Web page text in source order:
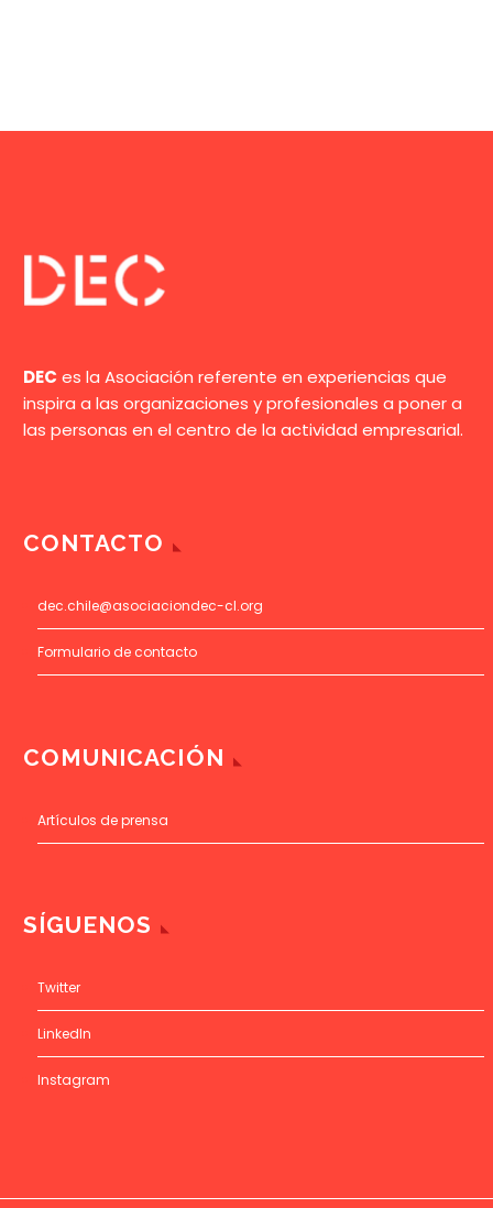
DEC es la Asociación referente en experiencias que
inspira a las organizaciones y profesionales a poner a
las personas en el centro de la actividad empresarial.
CONTACTO
dec.chile@asociaciondec-cl.org
Formulario de contacto
COMUNICACIÓN
Artículos de prensa
SÍGUENOS
Twitter
LinkedIn
Instagram